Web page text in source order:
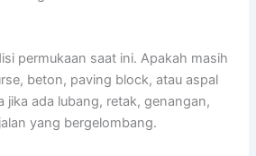
permukaan saat ini. Apakah masih
beton, paving block, atau aspal
jika ada lubang, retak, genangan,
yang bergelombang.